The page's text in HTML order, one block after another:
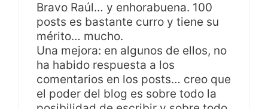
Bravo Raúl… y enhorabuena. 100
posts es bastante curro y tiene su
mérito… mucho.
Una mejora: en algunos de ellos, no
ha habido respuesta a los
comentarios en los posts… creo que
el poder del blog es sobre todo la